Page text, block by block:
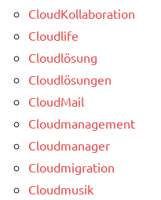
CloudKollaboration
Cloudlife
Cloudlösung
Cloudlösungen
CloudMail
Cloudmanagement
Cloudmanager
Cloudmigration
Cloudmusik